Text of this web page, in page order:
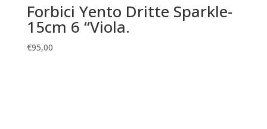
Forbici Yento Dritte Sparkle-
15cm 6 “Viola.
€95,00